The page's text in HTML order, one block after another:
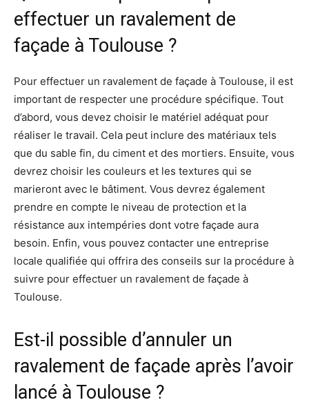
effectuer un ravalement de
façade à Toulouse ?
Pour effectuer un ravalement de façade à Toulouse, il est
important de respecter une procédure spécifique. Tout
d’abord, vous devez choisir le matériel adéquat pour
réaliser le travail. Cela peut inclure des matériaux tels
que du sable fin, du ciment et des mortiers. Ensuite, vous
devrez choisir les couleurs et les textures qui se
marieront avec le bâtiment. Vous devrez également
prendre en compte le niveau de protection et la
résistance aux intempéries dont votre façade aura
besoin. Enfin, vous pouvez contacter une entreprise
locale qualifiée qui offrira des conseils sur la procédure à
suivre pour effectuer un ravalement de façade à
Toulouse.
Est-il possible d’annuler un
ravalement de façade après l’avoir
lancé à Toulouse ?